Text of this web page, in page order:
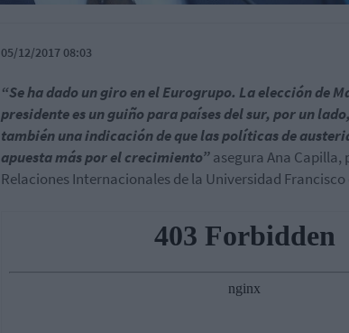
05/12/2017 08:03
“Se ha dado un giro en el Eurogrupo. La elección de
presidente es un guiño para países del sur, por un
también una indicación de que las políticas de
apuesta más por el crecimiento”asegura Ana Capilla,
Relaciones Internacionales de la Universidad